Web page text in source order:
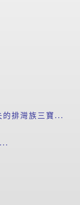
的排灣族三寶...